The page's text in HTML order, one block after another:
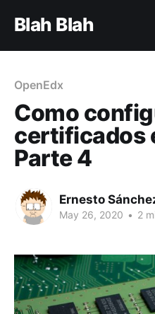
Blah Blah
OpenEdx
Como
certificados
Parte 4
Ernesto
May 26, 2020 • 2